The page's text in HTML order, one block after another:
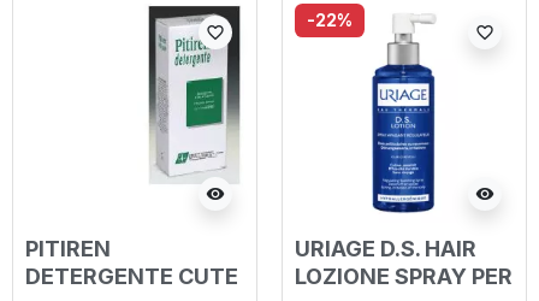
visibility
favorite_border
PITIREN
DETERGENTE CUTE
-22%
visibility
favorite_border
URIAGE D.S. HAIR
LOZIONE SPRAY PER